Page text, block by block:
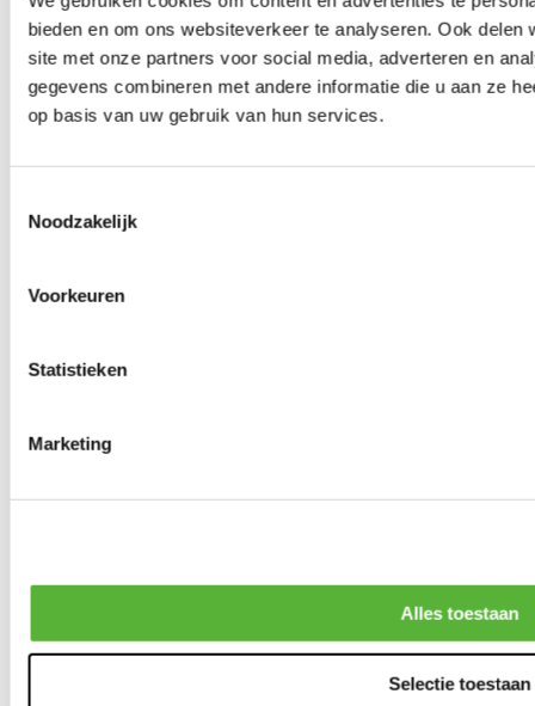
bieden en om ons websiteverkeer te analyseren. Ook
site met onze partners voor social media, adverteren en
gegevens combineren met andere informatie die u aan ze
op basis van uw gebruik van hun services.
Noodzakelijk
Voorkeuren
Statistieken
Marketing
Alles toestaan
Selectie toestaan
producten beschikbaar
Spoorverbreders
0producten beschikbaar
Wielmoeren
producten beschikbaar
Draadeinden
Velgen overige
Remmen
Remleidingen
Remvloeistoffen
0producten beschikbaar